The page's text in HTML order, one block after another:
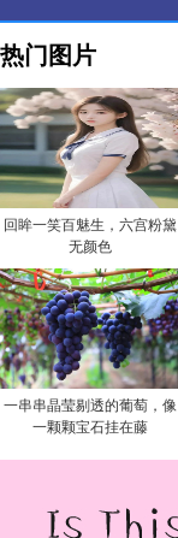
热门图片
回眸一笑百魅生，六宫粉黛
无颜色
一串串晶莹剔透的葡萄，像
一颗颗宝石挂在藤